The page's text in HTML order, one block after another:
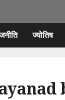
ज्योतिष